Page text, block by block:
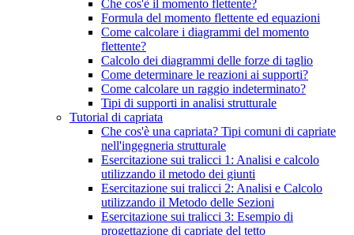
Che cos'è il momento flettente?
Formula del momento flettente ed equazioni
Come calcolare i diagrammi del momento
flettente?
Calcolo dei diagrammi delle forze di taglio
Come determinare le reazioni ai supporti?
Come calcolare un raggio indeterminato?
Tipi di supporti in analisi strutturale
Tutorial di capriata
Che cos'è una capriata? Tipi comuni di capriate
nell'ingegneria strutturale
Esercitazione sui tralicci 1: Analisi e calcolo
utilizzando il metodo dei giunti
Esercitazione sui tralicci 2: Analisi e Calcolo
utilizzando il Metodo delle Sezioni
Esercitazione sui tralicci 3: Esempio di
progettazione di capriate del tetto